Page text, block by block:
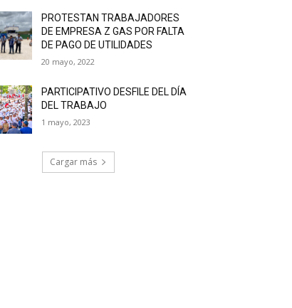
PROTESTAN TRABAJADORES
DE EMPRESA Z GAS POR FALTA
DE PAGO DE UTILIDADES
20 mayo, 2022
PARTICIPATIVO DESFILE DEL DÍA
DEL TRABAJO
1 mayo, 2023
Cargar más